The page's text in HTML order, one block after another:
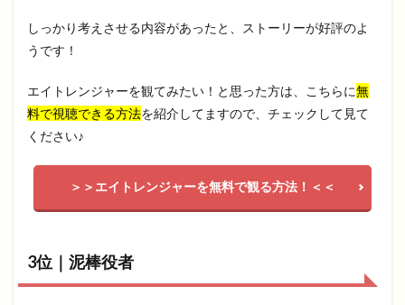
しっかり考えさせる内容があったと、ストーリーが好評のよ
うです！
エイトレンジャーを観てみたい！と思った方は、こちらに無
料で視聴できる方法を紹介してますので、チェックして見て
ください♪
＞＞エイトレンジャーを無料で観る方法！＜＜
3位｜泥棒役者